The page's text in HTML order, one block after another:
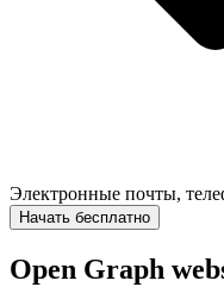
Электронные почты,
Начать бесплатно
Open Graph